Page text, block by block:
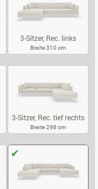
3-Sitzer, Rec. links
Breite 310 cm
3-Sitzer, Rec. tief rechts
Breite 298 cm